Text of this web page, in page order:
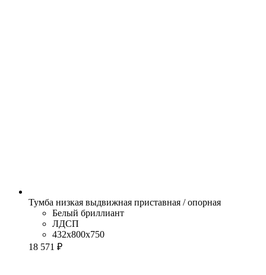
Тумба низкая выдвижная приставная / опорная
Белый бриллиант
ЛДСП
432x800x750
18 571 ₽